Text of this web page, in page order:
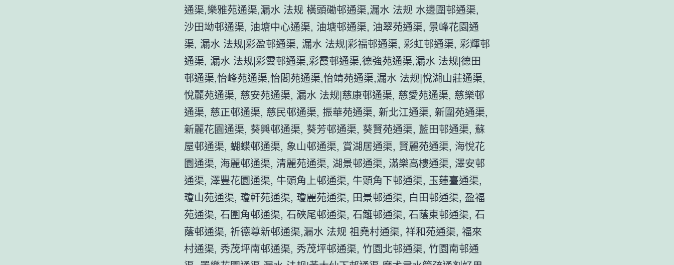
通渠,樂雅苑通渠,漏水 法规 橫頭磡邨通渠,漏水 法规 水邊圍邨通渠,
沙田坳邨通渠, 油塘中心通渠, 油塘邨通渠, 油翠苑通渠, 景峰花園通
渠, 漏水 法规|彩盈邨通渠, 漏水 法规|彩福邨通渠, 彩虹邨通渠, 彩輝邨
通渠, 漏水 法规|彩雲邨通渠,彩霞邨通渠,德強苑通渠,漏水 法规|德田
邨通渠,怡峰苑通渠,怡閣苑通渠,怡靖苑通渠,漏水 法规|悅湖山莊通渠,
悅麗苑通渠, 慈安苑通渠, 漏水 法规|慈康邨通渠, 慈愛苑通渠, 慈樂邨
通渠, 慈正邨通渠, 慈民邨通渠, 振華苑通渠, 新北江通渠, 新圍苑通渠,
新麗花園通渠, 葵興邨通渠, 葵芳邨通渠, 葵賢苑通渠, 藍田邨通渠, 蘇
屋邨通渠, 蝴蝶邨通渠, 象山邨通渠, 賞湖居通渠, 賢麗苑通渠, 海悅花
園通渠, 海麗邨通渠, 清麗苑通渠, 湖景邨通渠, 滿樂高樓通渠, 澤安邨
通渠, 澤豐花園通渠, 牛頭角上邨通渠, 牛頭角下邨通渠, 玉蓮臺通渠,
瓊山苑通渠, 瓊軒苑通渠, 瓊麗苑通渠, 田景邨通渠, 白田邨通渠, 盈福
苑通渠, 石圍角邨通渠, 石硤尾邨通渠, 石籬邨通渠, 石蔭東邨通渠, 石
蔭邨通渠, 祈德尊新邨通渠,漏水 法规 祖堯村通渠, 祥和苑通渠, 福來
村通渠, 秀茂坪南邨通渠, 秀茂坪邨通渠, 竹園北邨通渠, 竹園南邨通